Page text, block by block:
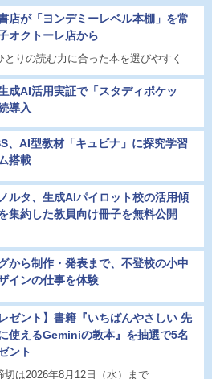
店が「ヨンデミーレベル本棚」を常
オクトーレ店から
とりの読む力に合った本を選びやすく
成AI活用実証で「スタディポケッ
導入
、AI型教材「キュビナ」に探究学習
搭載
ルタ、生成AIパイロット校の活用傾
集約した教員向け冊子を無料公開
から制作・発表まで、不登校の小中
インの仕事を体験
ゼント】書籍『いちばんやさしい 先
使えるGeminiの教本』を抽選で5名
ント
は2026年8月12日（水）まで